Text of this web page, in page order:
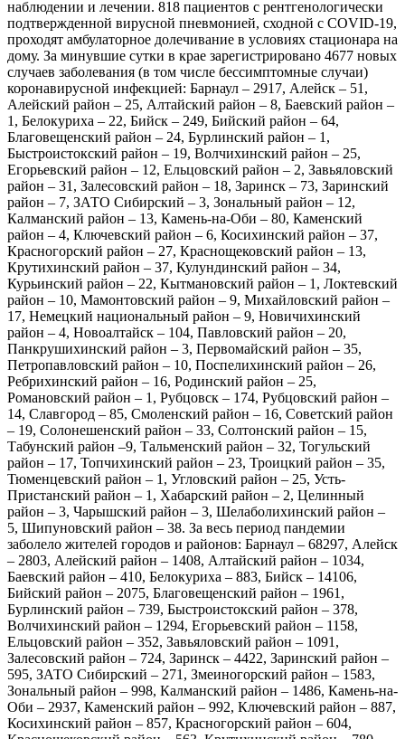
наблюдении и лечении. 818 пациентов с рентгенологически
подтвержденной вирусной пневмонией, сходной с COVID-19,
проходят амбулаторное долечивание в условиях стационара на
дому. За минувшие сутки в крае зарегистрировано 4677 новых
случаев заболевания (в том числе бессимптомные случаи)
коронавирусной инфекцией: Барнаул – 2917, Алейск – 51,
Алейский район – 25, Алтайский район – 8, Баевский район –
1, Белокуриха – 22, Бийск – 249, Бийский район – 64,
Благовещенский район – 24, Бурлинский район – 1,
Быстроистокский район – 19, Волчихинский район – 25,
Егорьевский район – 12, Ельцовский район – 2, Завьяловский
район – 31, Залесовский район – 18, Заринск – 73, Заринский
район – 7, ЗАТО Сибирский – 3, Зональный район – 12,
Калманский район – 13, Камень-на-Оби – 80, Каменский
район – 4, Ключевский район – 6, Косихинский район – 37,
Красногорский район – 27, Краснощековский район – 13,
Крутихинский район – 37, Кулундинский район – 34,
Курьинский район – 22, Кытмановский район – 1, Локтевский
район – 10, Мамонтовский район – 9, Михайловский район –
17, Немецкий национальный район – 9, Новичихинский
район – 4, Новоалтайск – 104, Павловский район – 20,
Панкрушихинский район – 3, Первомайский район – 35,
Петропавловский район – 10, Поспелихинский район – 26,
Ребрихинский район – 16, Родинский район – 25,
Романовский район – 1, Рубцовск – 174, Рубцовский район –
14, Славгород – 85, Смоленский район – 16, Советский район
– 19, Солонешенский район – 33, Солтонский район – 15,
Табунский район –9, Тальменский район – 32, Тогульский
район – 17, Топчихинский район – 23, Троицкий район – 35,
Тюменцевский район – 1, Угловский район – 25, Усть-
Пристанский район – 1, Хабарский район – 2, Целинный
район – 3, Чарышский район – 3, Шелаболихинский район –
5, Шипуновский район – 38. За весь период пандемии
заболело жителей городов и районов: Барнаул – 68297, Алейск
– 2803, Алейский район – 1408, Алтайский район – 1034,
Баевский район – 410, Белокуриха – 883, Бийск – 14106,
Бийский район – 2075, Благовещенский район – 1961,
Бурлинский район – 739, Быстроистокский район – 378,
Волчихинский район – 1294, Егорьевский район – 1158,
Ельцовский район – 352, Завьяловский район – 1091,
Залесовский район – 724, Заринск – 4422, Заринский район –
595, ЗАТО Сибирский – 271, Змеиногорский район – 1583,
Зональный район – 998, Калманский район – 1486, Камень-на-
Оби – 2937, Каменский район – 992, Ключевский район – 887,
Косихинский район – 857, Красногорский район – 604,